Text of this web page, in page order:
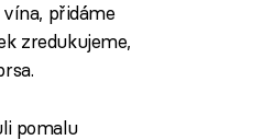
přidáme
zredukujeme,
pomalu